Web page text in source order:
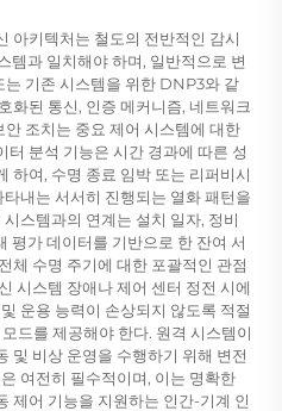
아키텍처는 철도의 전반적인 감시
템과 일치해야 하며, 일반적으로 변
기존 시스템을 위한 DNP3와 같
화된 통신, 인증 메커니즘, 네트워크
조치는 중요 제어 시스템에 대한
분석 기능은 시간 경과에 따른 성
하여, 수명 종료 임박 또는 리퍼비시
내는 서서히 진행되는 열화 패턴을
스템과의 연계는 설치 일자, 정비
평가 데이터를 기반으로 한 잔여 서
체 수명 주기에 대한 포괄적인 관점
시스템 장애나 제어 센터 정전 시에
운용 능력이 손상되지 않도록 적절
드를 제공해야 한다. 원격 시스템이
및 비상 운영을 수행하기 위해 변전
여전히 필수적이며, 이는 명확한
제어 기능을 지원하는 인간-기계 인